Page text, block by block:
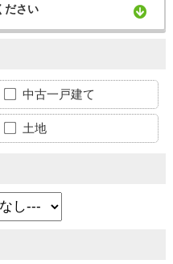
ださい
中古一戸建て
土地